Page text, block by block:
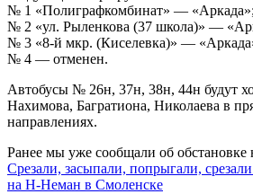
№ 1 «Полиграфкомбинат» — «Аркада»;
№ 2 «ул. Рыленкова (37 школа)» —
№ 3 «8-й мкр. (Киселевка)» —
№ 4 — отменен.
Автобусы № 26н, 37н, 38н, 44н будут
Нахимова, Багратиона, Николаева в
направлениях.
Ранее мы уже сообщали об
Срезали, засыпали, попрыгали,
на Н-Неман в Смоленске